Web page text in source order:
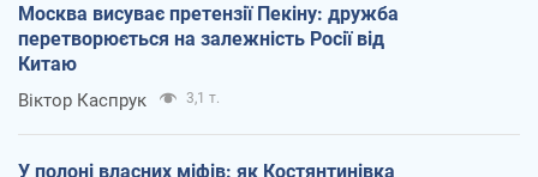
Москва висуває претензії Пекіну: дружба
перетворюється на залежність Росії від
Китаю
Віктор Каспрук 3,1 т.
У полоні власних міфів: як Костянтинівка